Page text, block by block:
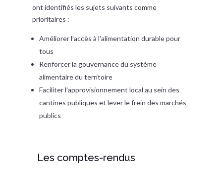
ont identifiés les sujets suivants comme
prioritaires :
Améliorer l’accès à l'alimentation durable pour
tous
Renforcer la gouvernance du système
alimentaire du territoire
Faciliter l'approvisionnement local au sein des
cantines publiques et lever le frein des marchés
publics
Les comptes-rendus